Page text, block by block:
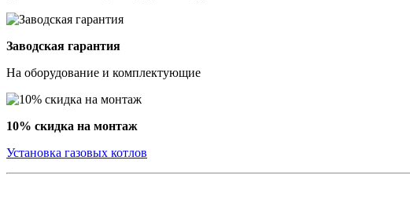
Заводская гарантия
На оборудование и комплектующие
10% скидка на монтаж
Установка газовых котлов